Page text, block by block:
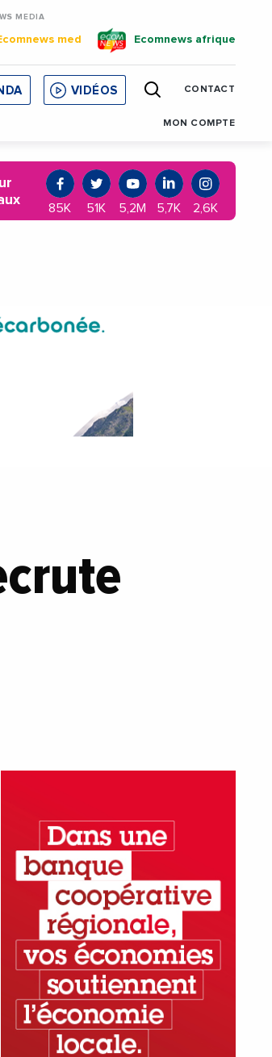
MEDIA
med Ecomnews afrique
CATALOGNE
VIDÉOS CONTACT
MON COMPTE
85K 51K 5,2M 5,7K 2,6K